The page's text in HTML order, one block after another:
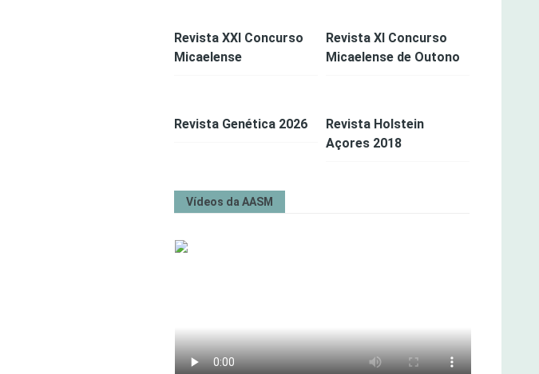
Revista XXI Concurso
Micaelense
Revista XI Concurso
Micaelense de Outono
Revista Genética 2026
Revista Holstein
Açores 2018
Vídeos da AASM